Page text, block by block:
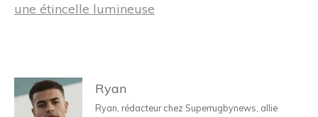
une étincelle lumineuse
Ryan
Ryan, rédacteur chez Superrugbynews, allie